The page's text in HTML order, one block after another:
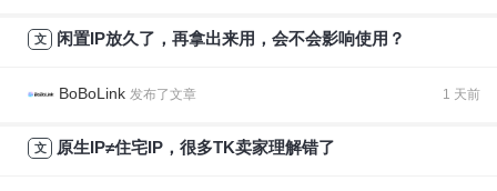
文 闲置IP放久了，再拿出来用，会不会影响使用？
BoBoLink 发布了文章 1 天前
文 原生IP≠住宅IP，很多TK卖家理解错了